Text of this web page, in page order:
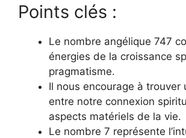
Points clés :
Le nombre angélique 747
énergies de la croissance
pragmatisme.
Il nous encourage à trouver
entre notre connexion
aspects matériels de la vie.
Le nombre 7 représente